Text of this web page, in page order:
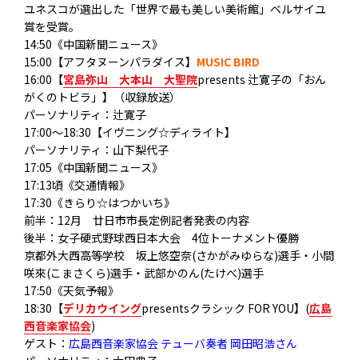
ユネスコが選出した「世界で最も美しい美術館」ベルサイユ
賞を受賞。
14:50《中国新聞ニュース》
15:00【アフタヌーンパラダイス】 MUSIC BIRD
16:00【宮島弥山 大本山 大聖院presents 辻寛子の「おん
がくのトビラ」】（収録放送）
パーソナリティ：辻寛子
17:00～18:30【イヴニング☆ディライト】
パーソナリティ：山下梨代子
17:05《中国新聞ニュース》
17:13頃《交通情報》
17:30《きらり☆はつかいち》
前半：12月 廿日市市長定例記者発表の内容
後半：女子硬式野球西日本大会 4位トーナメント優勝
京都外大西高等学校 坂上悠空奈(さかがみゆらな)選手・小間
咲來(こまさくら)選手・武部かのん(たけべ)選手
17:50《天気予報》
18:30【デリカウイングpresentsクラシック FOR YOU】(広島
西音楽家協会)
ゲスト： 広島西音楽家協会 テューバ奏者 岡田昭浩さん